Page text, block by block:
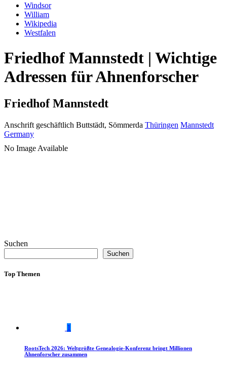
Windsor
William
Wikipedia
Westfalen
Friedhof Mannstedt | Wichtige
Adressen für Ahnenforscher
Friedhof Mannstedt
Anschrift geschäftlich Buttstädt, Sömmerda Thüringen Mannstedt
Germany
No Image Available
Suchen
Suchen
Top Themen
1
RootsTech 2026: Weltgrößte Genealogie-Konferenz bringt Millionen
Ahnenforscher zusammen